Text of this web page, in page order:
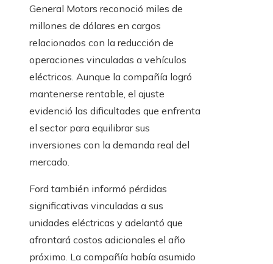
General Motors reconoció miles de
millones de dólares en cargos
relacionados con la reducción de
operaciones vinculadas a vehículos
eléctricos. Aunque la compañía logró
mantenerse rentable, el ajuste
evidenció las dificultades que enfrenta
el sector para equilibrar sus
inversiones con la demanda real del
mercado.
Ford también informó pérdidas
significativas vinculadas a sus
unidades eléctricas y adelantó que
afrontará costos adicionales el año
próximo. La compañía había asumido